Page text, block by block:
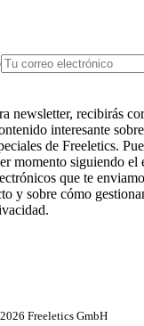
newsletter, recibirás
interesante
de Freeletics.
momento siguiendo el
que te
y sobre cómo
Freeletics GmbH